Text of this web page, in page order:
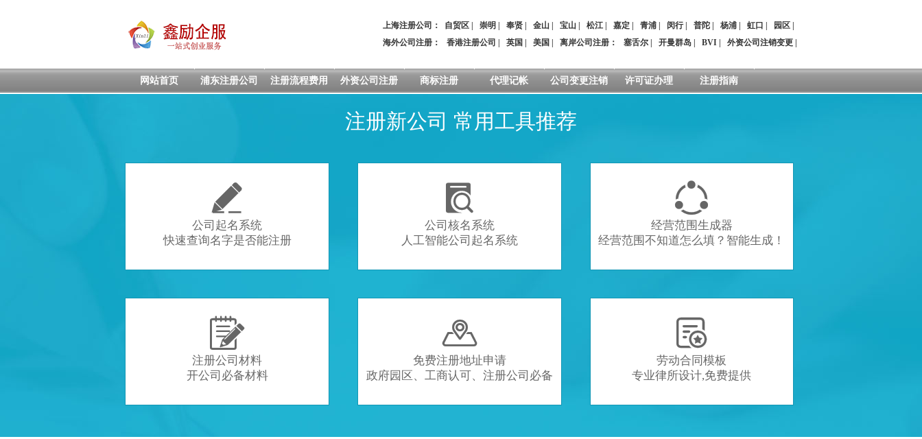
上海注册公司： 自贸区 崇明 奉贤 金山 宝山 松江 嘉定 青浦 闵行| 普陀 杨浦 虹口 园区
海外公司注册：
香港注册公司 英国 美国 离岸公司注册 ： 塞舌尔 开曼群岛 BVI 外资公司注销变更
网站首页 浦东注册公司 注册流程费用 外资公司注册 商标注册 代理记帐 公司变更注销 许可证办理 注册指南
注册新公司 常用工具推荐

公司起名系统
快速查询名字是否能注册

公司核名系统
人工智能公司起名系统

经营范围生成器
经营范围不知道怎么填？智能生成！

注册公司材料
开公司必备材料

免费注册地址申请
政府园区、工商认可、注册公司必备

劳动合同模板
专业律所设计,免费提供